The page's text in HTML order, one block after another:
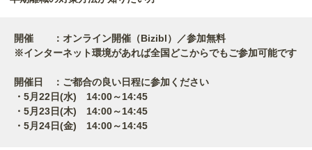
開催 ：オンライン開催（Bizibl）／参加無料
※インターネット環境があれば全国どこからでもご参加可能です
開催日 ：ご都合の良い日程に参加ください
・5月22日(水) 14:00～14:45
・5月23日(木) 14:00～14:45
・5月24日(金) 14:00～14:45